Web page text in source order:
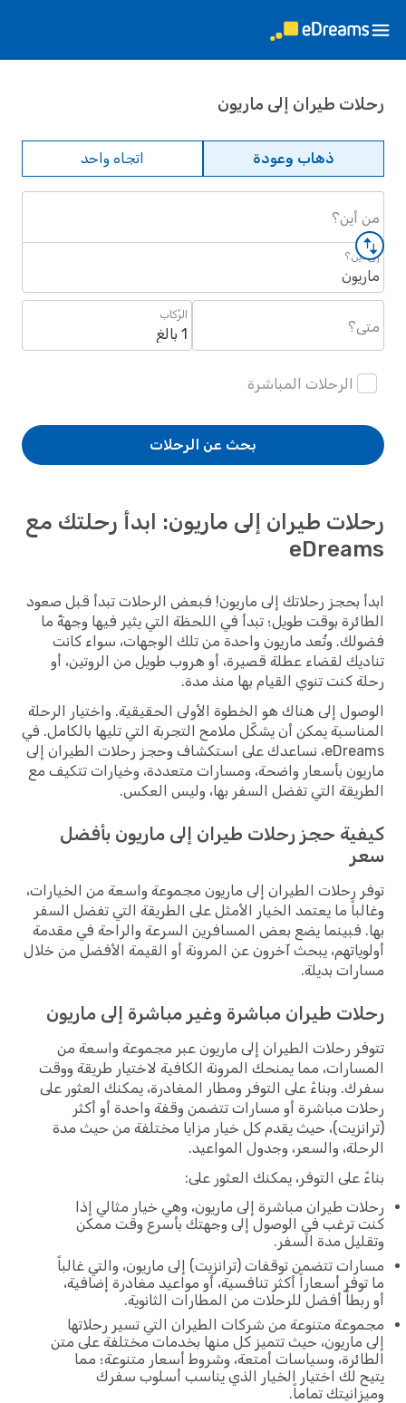
رحلات طيران إلى ماريون
ذهاب وعودة اتجاه واحد
من أين؟
إلى أين؟
ماريون
متى؟
الرُكاب
1 بالغ
الرحلات المباشرة
بحث عن الرحلات
رحلات طيران إلى ماريون: ابدأ رحلتك مع
eDreams
ابدأ بحجز رحلاتك إلى ماريون! فبعض الرحلات تبدأ قبل صعود
الطائرة بوقت طويل؛ تبدأ في اللحظة التي يثير فيها وجهةٌ ما
فضولك. وتُعد ماريون واحدة من تلك الوجهات، سواء كانت
تناديك لقضاء عطلة قصيرة، أو هروب طويل من الروتين، أو
رحلة كنت تنوي القيام بها منذ مدة.
الوصول إلى هناك هو الخطوة الأولى الحقيقية. واختيار الرحلة
المناسبة يمكن أن يشكّل ملامح التجربة التي تليها بالكامل. في
eDreams، نساعدك على استكشاف وحجز رحلات الطيران إلى
ماريون بأسعار واضحة، ومسارات متعددة، وخيارات تتكيف مع
الطريقة التي تفضل السفر بها، وليس العكس.
كيفية حجز رحلات طيران إلى ماريون بأفضل
سعر
توفر رحلات الطيران إلى ماريون مجموعة واسعة من الخيارات،
وغالباً ما يعتمد الخيار الأمثل على الطريقة التي تفضل السفر
بها. فبينما يضع بعض المسافرين السرعة والراحة في مقدمة
أولوياتهم، يبحث آخرون عن المرونة أو القيمة الأفضل من خلال
مسارات بديلة.
رحلات طيران مباشرة وغير مباشرة إلى ماريون
تتوفر رحلات الطيران إلى ماريون عبر مجموعة واسعة من
المسارات، مما يمنحك المرونة الكافية لاختيار طريقة ووقت
سفرك. وبناءً على التوفر ومطار المغادرة، يمكنك العثور على
رحلات مباشرة أو مسارات تتضمن وقفة واحدة أو أكثر
(ترانزيت)، حيث يقدم كل خيار مزايا مختلفة من حيث مدة
الرحلة، والسعر، وجدول المواعيد.
بناءً على التوفر، يمكنك العثور على:
رحلات طيران مباشرة إلى ماريون، وهي خيار مثالي إذا
كنت ترغب في الوصول إلى وجهتك بأسرع وقت ممكن
وتقليل مدة السفر.
مسارات تتضمن توقفات (ترانزيت) إلى ماريون، والتي غالباً
ما توفر أسعاراً أكثر تنافسية، أو مواعيد مغادرة إضافية،
أو ربطاً أفضل للرحلات من المطارات الثانوية.
مجموعة متنوعة من شركات الطيران التي تسير رحلاتها
إلى ماريون، حيث تتميز كل منها بخدمات مختلفة على متن
الطائرة، وسياسات أمتعة، وشروط أسعار متنوعة؛ مما
يتيح لك اختيار الخيار الذي يناسب أسلوب سفرك
وميزانيتك تماماً.